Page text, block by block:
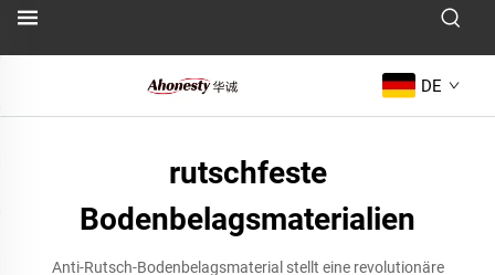
DE
rutschfeste
Bodenbelagsmaterialien
Anti-Rutsch-Bodenbelagsmaterial stellt eine revolutionäre